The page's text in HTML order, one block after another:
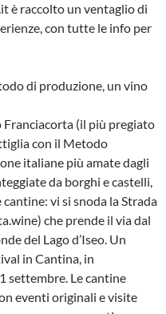
è raccolto un ventaglio di
con tutte le info per
di produzione, un vino
Franciacorta (il più pregiato
con il Metodo
italiane più amate dagli
da borghi e castelli,
vi si snoda la Strada
che prende il via dal
del Lago d’Iseo. Un
in Cantina, in
settembre. Le cantine
eventi originali e visite